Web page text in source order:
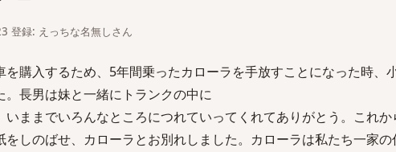
登録: えっちな名無しさん
を購入するため、5年間乗ったカローラを手放すことになった時、
。長男は妹と一緒にトランクの中に
いままでいろんなところにつれていってくれてありがとう。これか
しのばせ、カローラとお別れしました。カローラは私たち一家